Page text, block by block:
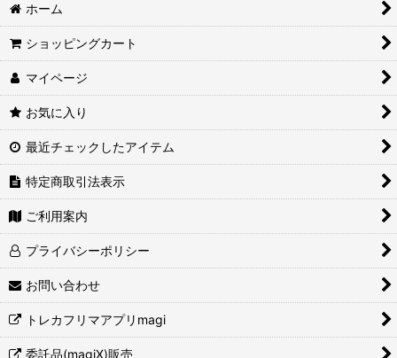
ホーム
ショッピングカート
マイページ
お気に入り
最近チェックしたアイテム
特定商取引法表示
ご利用案内
プライバシーポリシー
お問い合わせ
トレカフリマアプリmagi
委託品(magiX)販売